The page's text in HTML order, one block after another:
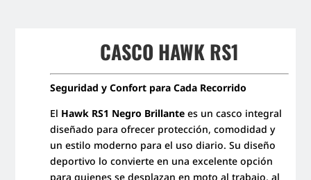
CASCO HAWK RS1
Seguridad y Confort para Cada Recorrido
El Hawk RS1 Negro Brillante es un casco integral
diseñado para ofrecer protección, comodidad y
un estilo moderno para el uso diario. Su diseño
deportivo lo convierte en una excelente opción
para quienes se desplazan en moto al trabajo, al